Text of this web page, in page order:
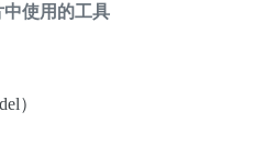
使用的工具
）